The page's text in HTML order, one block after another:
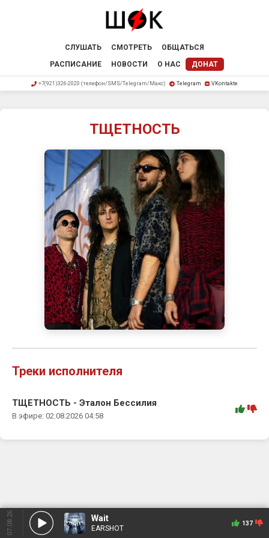
СЛУШАТЬ СМОТРЕТЬ
ОБЩАТЬСЯ
РАСПИСАНИЕ
НОВОСТИ О НАС ДОНАТ
+7(921)326-2020 (телефон/SMS/Telegram/Макс) Telegram VKontakte
ТЩЕТНОСТЬ
Треки исполнителя
ТЩЕТНОСТЬ - Эталон Бессилия
В эфире: 02.08.2026 04:58
:
07.08.26 Wait
EARSHOT
137